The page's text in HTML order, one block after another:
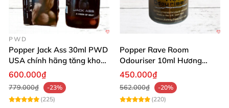
PWD
Popper Jack Ass 30ml PWD
USA chính hãng tăng khoái
cảm nhanh
600.000₫
779.000₫
-23%
(225)
Popper Rave Room
Odouriser 10ml Hương
Thơm Mạnh Mẽ, Giá Tốt
450.000₫
562.000₫
-20%
(220)